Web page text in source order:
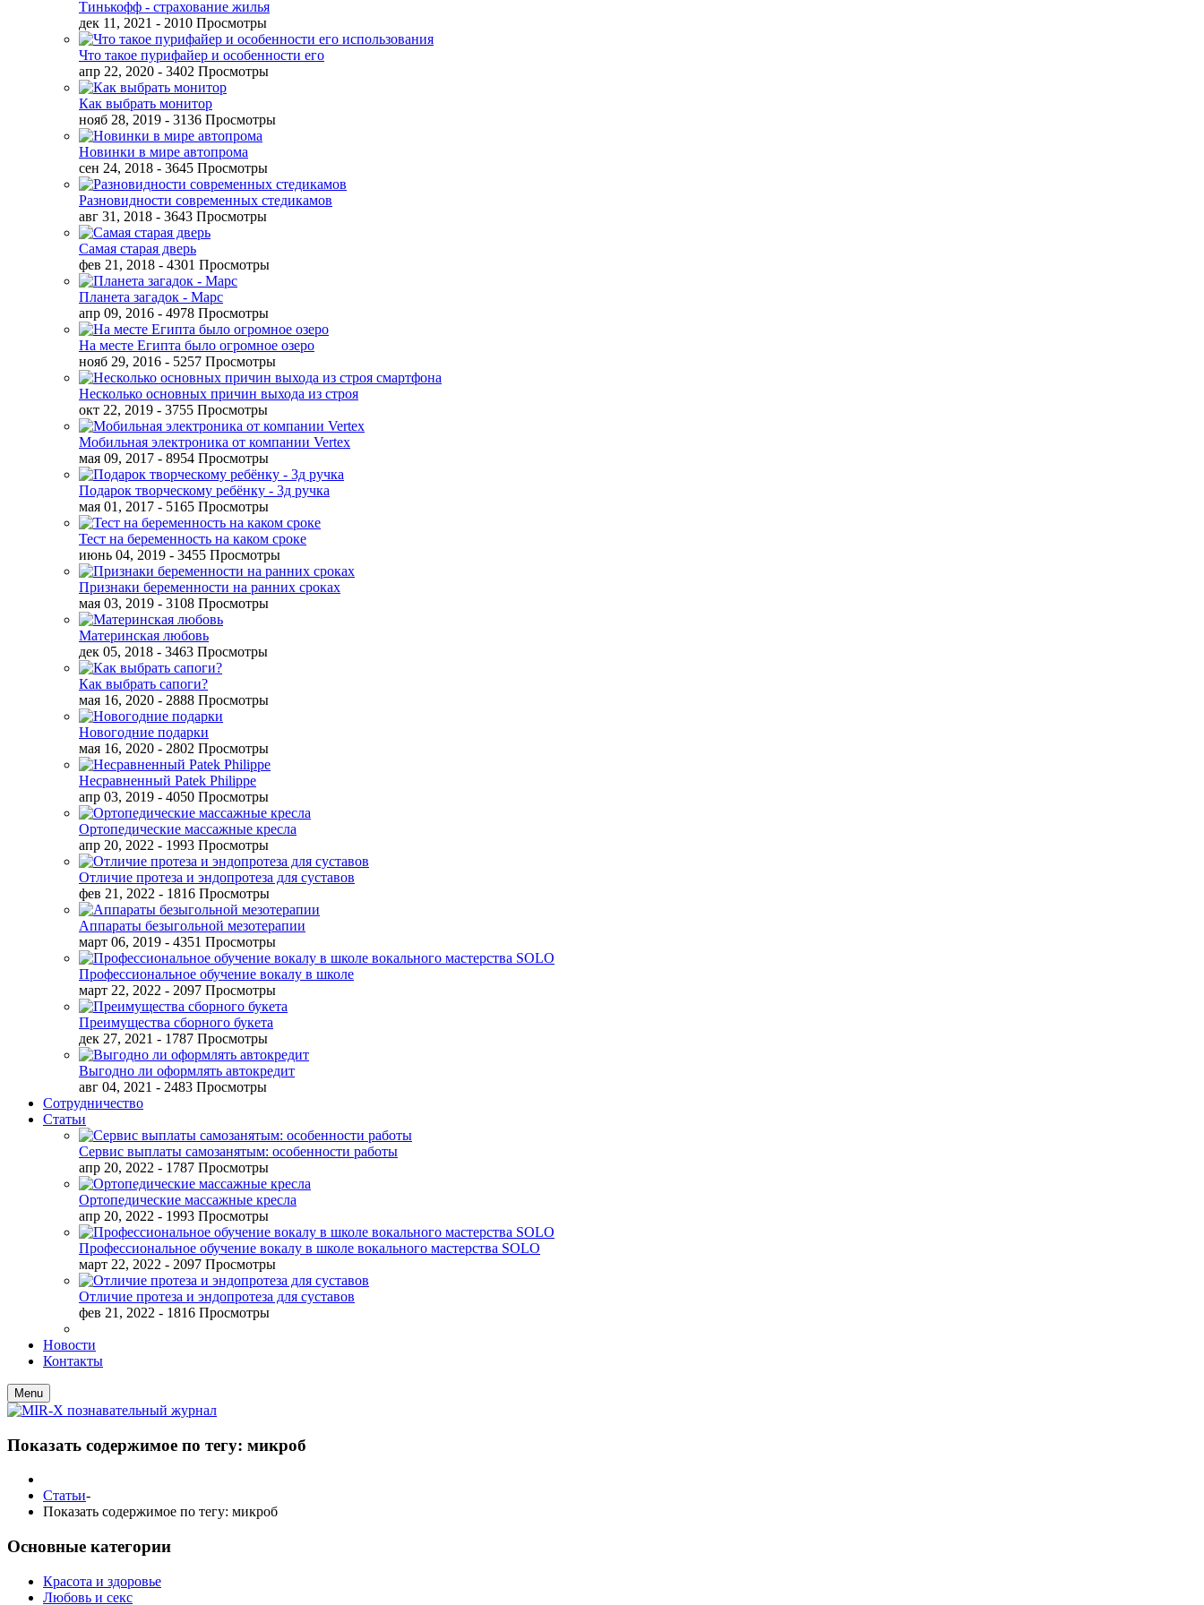
Тинькофф - страхование жилья
дек 11, 2021 - 2010 Просмотры
Что такое пурифайер и особенности его
апр 22, 2020 - 3402 Просмотры
Как выбрать монитор
нояб 28, 2019 - 3136 Просмотры
Новинки в мире автопрома
сен 24, 2018 - 3645 Просмотры
Разновидности современных стедикамов
авг 31, 2018 - 3643 Просмотры
Самая старая дверь
фев 21, 2018 - 4301 Просмотры
Планета загадок - Марс
апр 09, 2016 - 4978 Просмотры
На месте Египта было огромное озеро
нояб 29, 2016 - 5257 Просмотры
Несколько основных причин выхода из строя
окт 22, 2019 - 3755 Просмотры
Мобильная электроника от компании Vertex
мая 09, 2017 - 8954 Просмотры
Подарок творческому ребёнку - 3д ручка
мая 01, 2017 - 5165 Просмотры
Тест на беременность на каком сроке
июнь 04, 2019 - 3455 Просмотры
Признаки беременности на ранних сроках
мая 03, 2019 - 3108 Просмотры
Материнская любовь
дек 05, 2018 - 3463 Просмотры
Как выбрать сапоги?
мая 16, 2020 - 2888 Просмотры
Новогодние подарки
мая 16, 2020 - 2802 Просмотры
Несравненный Patek Philippe
апр 03, 2019 - 4050 Просмотры
Ортопедические массажные кресла
апр 20, 2022 - 1993 Просмотры
Отличие протеза и эндопротеза для суставов
фев 21, 2022 - 1816 Просмотры
Аппараты безыгольной мезотерапии
март 06, 2019 - 4351 Просмотры
Профессиональное обучение вокалу в школе
март 22, 2022 - 2097 Просмотры
Преимущества сборного букета
дек 27, 2021 - 1787 Просмотры
Выгодно ли оформлять автокредит
авг 04, 2021 - 2483 Просмотры
Сотрудничество
Статьи
Сервис выплаты самозанятым: особенности работы
апр 20, 2022 - 1787 Просмотры
Ортопедические массажные кресла
апр 20, 2022 - 1993 Просмотры
Профессиональное обучение вокалу в школе вокального мастерства SOLO
март 22, 2022 - 2097 Просмотры
Отличие протеза и эндопротеза для суставов
фев 21, 2022 - 1816 Просмотры
Новости
Контакты
Menu
Показать содержимое по тегу: микроб
Статьи-
Показать содержимое по тегу: микроб
Основные категории
Красота и здоровье
Любовь и секс